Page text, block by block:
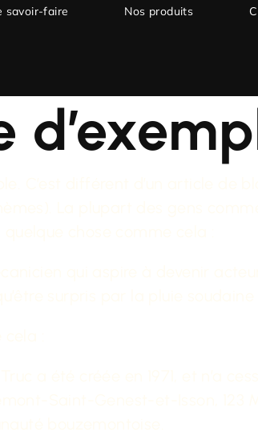
savoir-faire Nos produits